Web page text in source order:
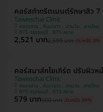
คอร์สทำทรีตเมนต์รักษาสิว
Taweechai Clinic
คลองสาน , คันนายาว , ปทุมวัน , สายไหม
BTS กรุงธนบุรี , BTS สยาม
2,521 บาท2,599 บาท ประหยัด 3%
คอร์สมาส์กโยเกิร์ต ปรับผิวห
Taweechai Clinic
คลองสาน , คันนายาว , ปทุมวัน , สายไหม
BTS กรุงธนบุรี , BTS สยาม
579 บาท900 บาท ประหยัด 36%